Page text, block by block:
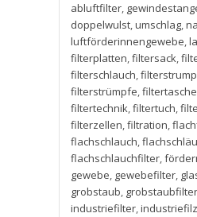
abluftfilter,
doppelwulst,umschlag,
luftförderinnengewebe,
filterplatten,filtersack,
filterschlauch,
filterstrümpfe,filtertasche
filtertechnik,filtertuch,
filterzellen,filtration,
flachschlauch,
flachschlauchfilter,
gewebe, gewebefilter,
grobstaub, grobstaubfilter
industriefilter,industriefilz